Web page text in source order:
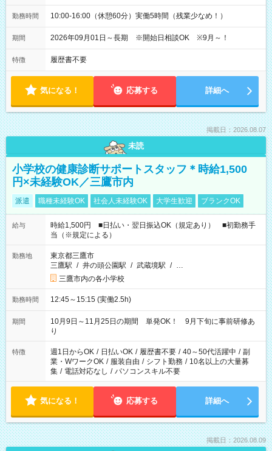
勤務時間 10:00-16:00（休憩60分）実働5時間（残業少なめ！）
期間 2026年09月01日～長期 ※開始日相談OK ※9月～！
特徴 履歴書不要
気になる！ 応募する 詳細へ
掲載日：2026.08.07
未読
小学校の健康診断サポートスタッフ＊時給1,500
円×未経験OK／三鷹市内
派遣 職種未経験OK 社会人未経験OK 大学生歓迎 ブランクOK
給与
時給1,500円 ■日払い・翌日振込OK（規定あり） ■初勤務手
当（※規定による）
勤務地
東京都三鷹市
三鷹駅 / 井の頭公園駅 / 武蔵境駅 / …
三鷹市内の各小学校
勤務時間 12:45～15:15 (実働2.5h)
期間
10月9日～11月25日の期間 単発OK！ 9月下旬に事前研修あ
り
特徴 週1日からOK / 日払いOK / 履歴書不要 / 40～50代活躍中 / 副
業・WワークOK / 服装自由 / シフト勤務 / 10名以上の大量募
集 / 電話対応なし / パソコンスキル不要
気になる！ 応募する 詳細へ
掲載日：2026.08.09